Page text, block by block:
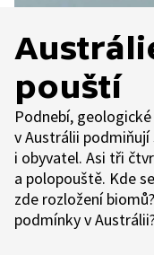
pouští
Podnebí,
v Austrálii
i obyvatel. Asi tři
a polopouště. Kde
zde rozložení
podmínky v